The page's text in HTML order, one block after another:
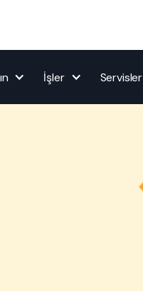
İşler Servisler